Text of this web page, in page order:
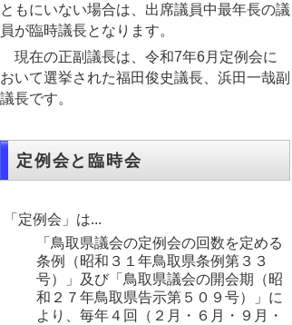
ともにいない場合は、出席議員中最年長の議
員が臨時議長となります。
現在の正副議長は、令和7年6月定例会に
おいて選挙された福田俊史議長、浜田一哉副
議長です。
定例会と臨時会
「定例会」は...
「鳥取県議会の定例会の回数を定める
条例（昭和３１年鳥取県条例第３３
号）」及び「鳥取県議会の開会期（昭
和２７年鳥取県告示第５０９号）」に
より、毎年４回（２月・６月・９月・